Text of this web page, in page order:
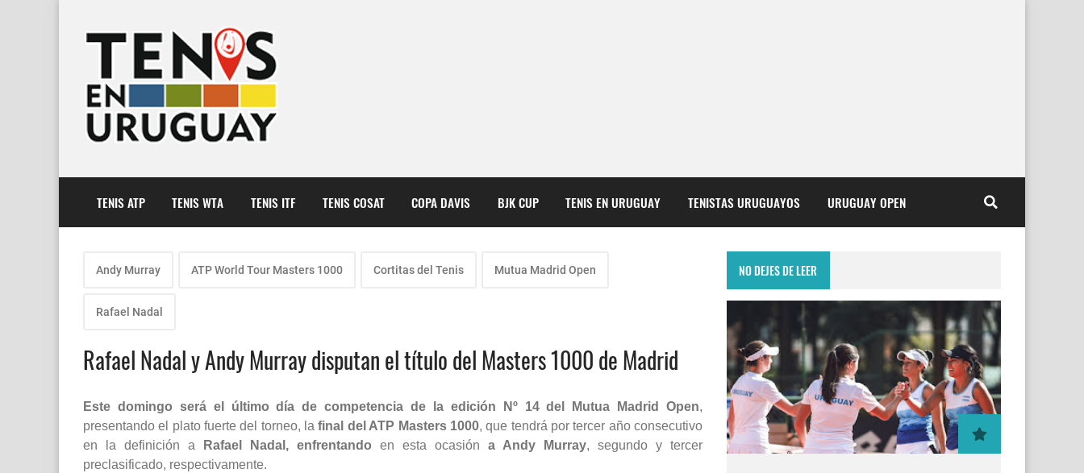
TENIS ATP TENIS WTA TENIS ITF TENIS COSAT COPA DAVIS BJK CUP TENIS EN URUGUAY TENISTAS URUGUAYOS URUGUAY OPEN
Andy Murray ATP World Tour Masters 1000 Cortitas del Tenis Mutua Madrid Open
Rafael Nadal
Rafael Nadal y Andy Murray disputan el título del Masters 1000 de Madrid
Este domingo será el último día de competencia de la edición Nº 14 del Mutua Madrid Open,
presentando el plato fuerte del torneo, lafinal del ATP Masters 1000, que tendrá por tercer año consecutivo
en la definición a
Rafael Nadal, enfrentando en esta ocasión a Andy Murray, segundo y tercer
preclasificado, respectivamente.
NO DEJES DE LEER